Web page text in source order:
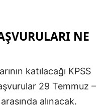
NE
katılacağı KPSS
29 Temmuz –
alınacak.